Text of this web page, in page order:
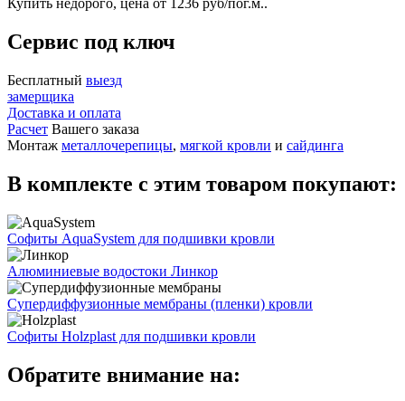
Купить недорого, цена от 1236 руб/пог.м..
Сервис под ключ
Бесплатный выезд
замерщика
Доставка и оплата
Расчет Вашего заказа
Монтаж металлочерепицы, мягкой кровли и сайдинга
В комплекте с этим товаром покупают:
Софиты AquaSystem для подшивки кровли
Алюминиевые водостоки Линкор
Супердиффузионные мембраны (пленки) кровли
Софиты Holzplast для подшивки кровли
Обратите внимание на: